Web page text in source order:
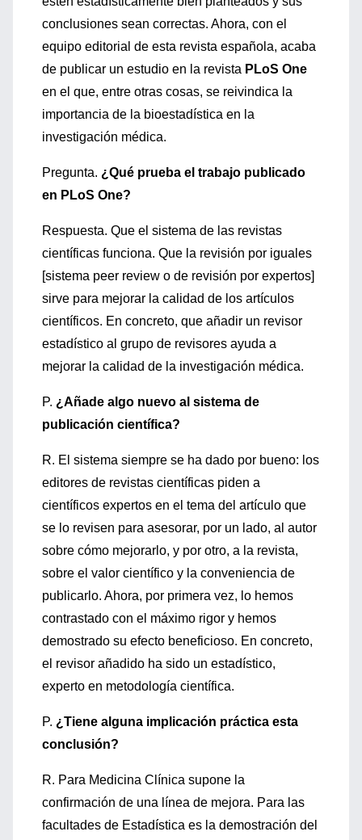
conclusiones sean correctas. Ahora, con el
equipo editorial de esta revista española, acaba
de publicar un estudio en la revista PLoS One
en el que, entre otras cosas, se reivindica la
importancia de la bioestadística en la
investigación médica.
Pregunta. ¿Qué prueba el trabajo publicado
en PLoS One?
Respuesta. Que el sistema de las revistas
científicas funciona. Que la revisión por iguales
[sistema peer review o de revisión por expertos]
sirve para mejorar la calidad de los artículos
científicos. En concreto, que añadir un revisor
estadístico al grupo de revisores ayuda a
mejorar la calidad de la investigación médica.
P. ¿Añade algo nuevo al sistema de
publicación científica?
R. El sistema siempre se ha dado por bueno: los
editores de revistas científicas piden a
científicos expertos en el tema del artículo que
se lo revisen para asesorar, por un lado, al autor
sobre cómo mejorarlo, y por otro, a la revista,
sobre el valor científico y la conveniencia de
publicarlo. Ahora, por primera vez, lo hemos
contrastado con el máximo rigor y hemos
demostrado su efecto beneficioso. En concreto,
el revisor añadido ha sido un estadístico,
experto en metodología científica.
P. ¿Tiene alguna implicación práctica esta
conclusión?
R. Para Medicina Clínica supone la
confirmación de una línea de mejora. Para las
facultades de Estadística es la demostración del